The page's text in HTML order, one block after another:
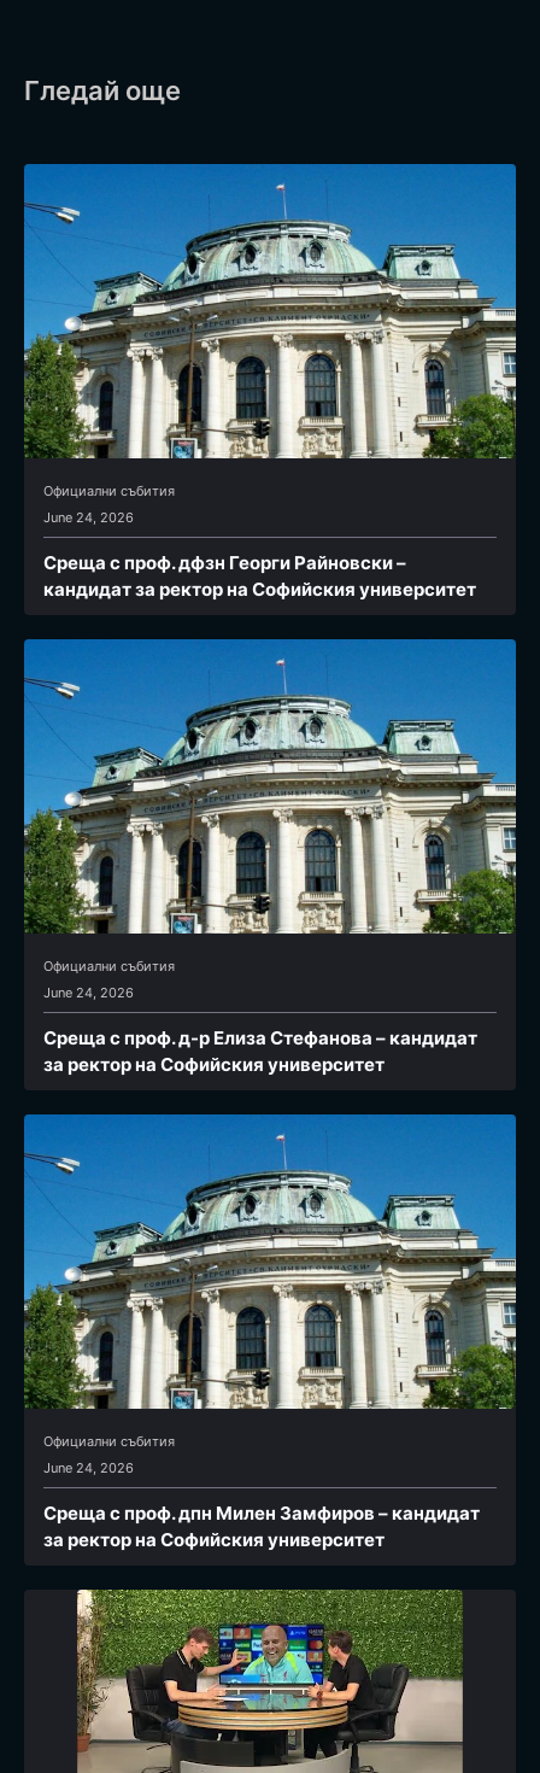
Гледай още
Официални събития
June 24, 2026
Среща с проф. дфзн Георги Райновски –
кандидат за ректор на Софийския университет
Официални събития
June 24, 2026
Среща с проф. д-р Елиза Стефанова – кандидат
за ректор на Софийския университет
Официални събития
June 24, 2026
Среща с проф. дпн Милен Замфиров – кандидат
за ректор на Софийския университет